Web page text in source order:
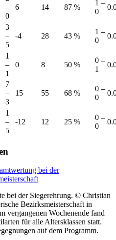
–
0
6 14 87 %
1 –
0
3
–
5
-4 28 43 %
1 –
0
1
–
1
0 8 50 %
0 –
1
7
–
3
15 55 68 %
0 –
0
1
–
5
-12 12 25 %
0 –
0
bei der
bei der Siegerehrung. © Christian
Bezirksmeisterschaft in
vergangenen Wochenende fand
für alle Altersklassen statt.
auf dem Programm.